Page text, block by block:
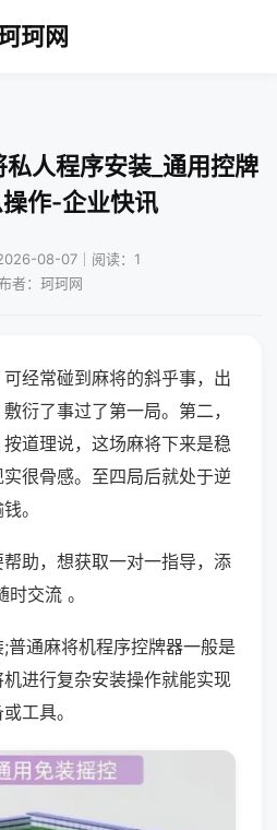
珂网
人程序安装_通用控牌
作-企业快讯
08-07｜阅读：1
者：珂珂网
经常碰到麻将的斜乎事，出
衍了事过了第一局。第二，
道理说，这场麻将下来是稳
很骨感。至四局后就处于逆
。
助，想获取一对一指导，添
交流 。
普通麻将机程序控牌器一般是
进行复杂安装操作就能实现
工具。